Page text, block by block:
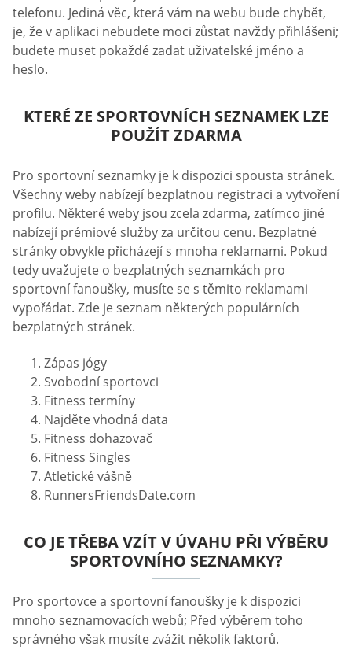
telefonu. Jediná věc, která vám na webu bude chybět,
je, že v aplikaci nebudete moci zůstat navždy přihlášeni;
budete muset pokaždé zadat uživatelské jméno a
heslo.
KTERÉ ZE SPORTOVNÍCH SEZNAMEK LZE
POUŽÍT ZDARMA
Pro sportovní seznamky je k dispozici spousta stránek.
Všechny weby nabízejí bezplatnou registraci a vytvoření
profilu. Některé weby jsou zcela zdarma, zatímco jiné
nabízejí prémiové služby za určitou cenu. Bezplatné
stránky obvykle přicházejí s mnoha reklamami. Pokud
tedy uvažujete o bezplatných seznamkách pro
sportovní fanoušky, musíte se s těmito reklamami
vypořádat. Zde je seznam některých populárních
bezplatných stránek.
Zápas jógy
Svobodní sportovci
Fitness termíny
Najděte vhodná data
Fitness dohazovač
Fitness Singles
Atletické vášně
RunnersFriendsDate.com
CO JE TŘEBA VZÍT V ÚVAHU PŘI VÝBĚRU
SPORTOVNÍHO SEZNAMKY?
Pro sportovce a sportovní fanoušky je k dispozici
mnoho seznamovacích webů; Před výběrem toho
správného však musíte zvážit několik faktorů.